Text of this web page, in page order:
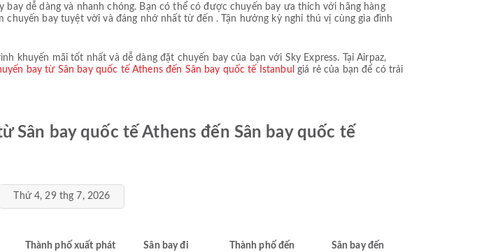
dễ dàng và nhanh chóng. Bạn có thể có được chuyến bay ưa thích với hãng hàng
bay tuyệt vời và đáng nhớ nhất từ đến . Tận hưởng kỳ nghỉ thú vị cùng gia đình
khuyến mãi tốt nhất và dễ dàng đặt chuyến bay của bạn với Sky Express. Tại Airpaz,
bay từ Sân bay quốc tế Athens đến Sân bay quốc tế Istanbul giá rẻ của bạn để có trải
Sân bay quốc tế Athens đến Sân bay quốc tế
Thứ 4, 29 thg 7, 2026
Thành phố xuất phát Sân bay đi Thành phố đến Sân bay đến